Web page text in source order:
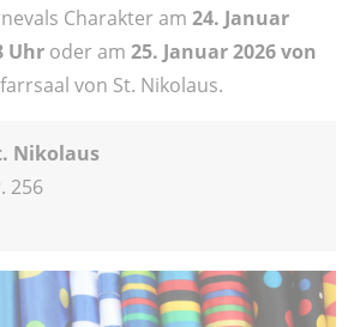
Charakter am 24. Januar
Uhr oder am 25. Januar 2026 von
von St. Nikolaus.
Nikolaus
256